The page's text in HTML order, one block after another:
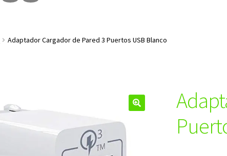
Adaptador Cargador de Pared 3 Puertos USB Blanco